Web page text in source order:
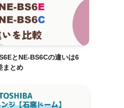
とNE-BS6Cの違いは6
まとめ